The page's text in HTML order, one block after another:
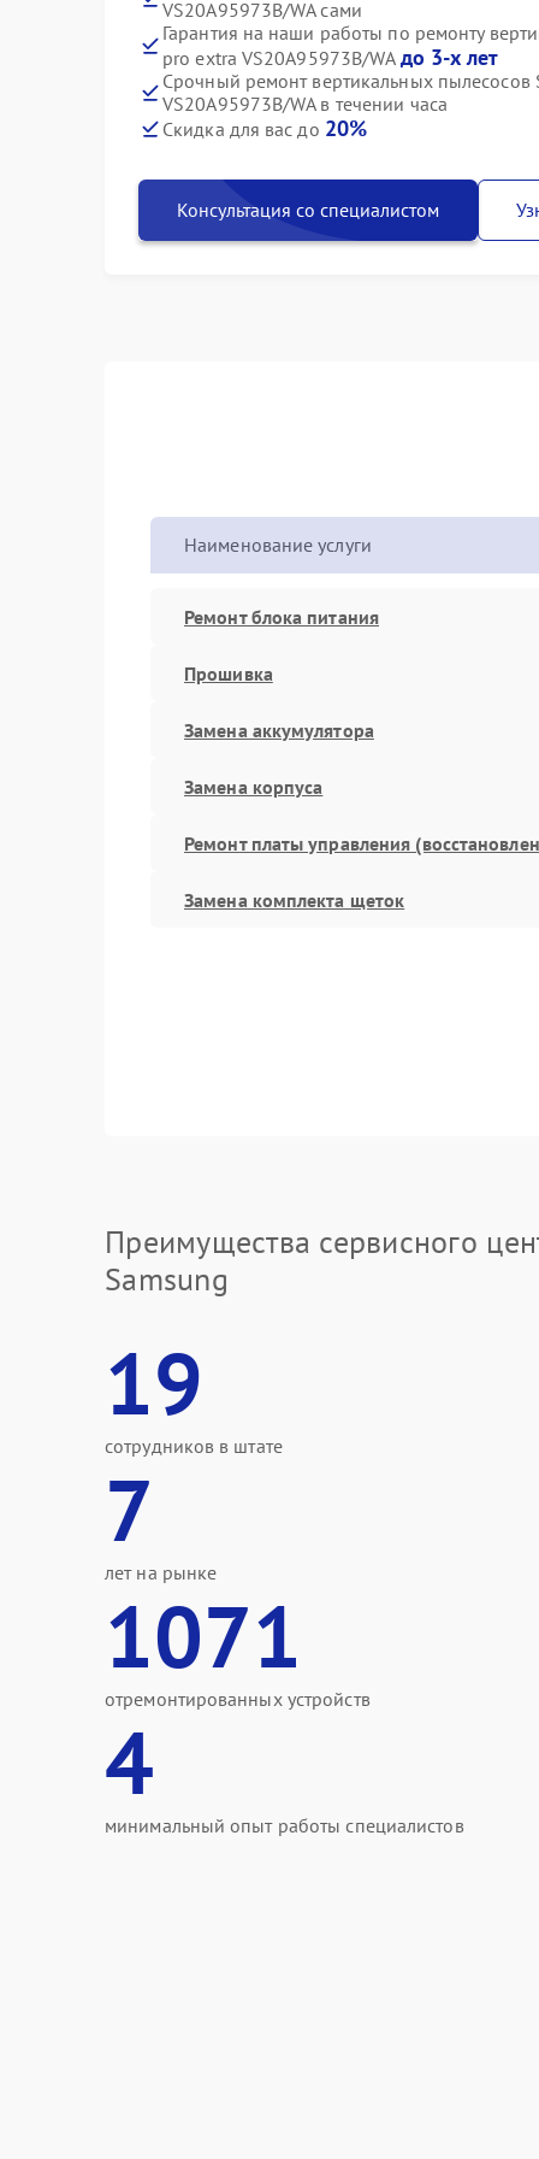
VS20A95973B/WA сами
Гарантия на наши работы по ремонту
pro extra VS20A95973B/WA до 3-х лет
Срочный ремонт вертикальных пылесосов
VS20A95973B/WA в течении часа
Скидка для вас до 20%
Консультация со специалистом
Наименование услуги
Ремонт блока питания
Прошивка
Замена аккумулятора
Замена корпуса
Ремонт платы управления
Замена комплекта щеток
Преимущества сервисного
Samsung
19
сотрудников в штате
7
лет на рынке
1071
отремонтированных устройств
4
минимальный опыт работы специалистов